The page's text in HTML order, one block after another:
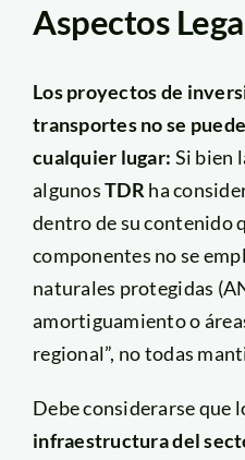
Aspectos
Los proyectos de
transportes no se
cualquier lugar: Si bien
algunosTDR ha
dentro de su contenido
componentes no se
naturales protegidas
amortiguamiento o
regional”, no todas
Debe considerarse que
infraestructura del